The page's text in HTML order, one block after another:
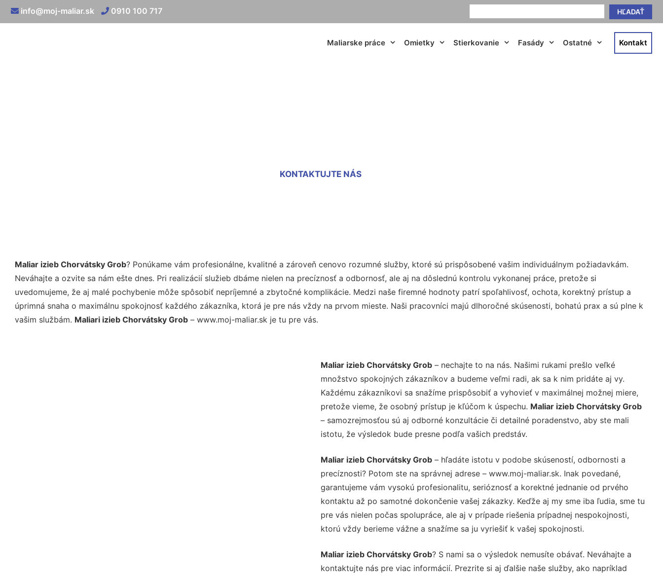
HĽADAŤ
info@moj-maliar.sk 0910 100 717
Maliarske práce Omietky Stierkovanie Fasády Ostatné Kontakt
KONTAKTUJTE NÁS
Maliar izieb Chorvátsky Grob? Ponúkame vám profesionálne, kvalitné a zároveň cenovo rozumné služby, ktoré sú prispôsobené vašim individuálnym požiadavkám.
Neváhajte a ozvite sa nám ešte dnes. Pri realizácií služieb dbáme nielen na precíznosť a odbornosť, ale aj na dôslednú kontrolu vykonanej práce, pretože si
uvedomujeme, že aj malé pochybenie môže spôsobiť nepríjemné a zbytočné komplikácie. Medzi naše firemné hodnoty patrí spoľahlivosť, ochota, korektný prístup a
úprimná snaha o maximálnu spokojnosť každého zákazníka, ktorá je pre nás vždy na prvom mieste. Naši pracovníci majú dlhoročné skúsenosti, bohatú prax a sú plne k
vašim službám. Maliari izieb Chorvátsky Grob – www.moj-maliar.sk je tu pre vás.
Maliar izieb Chorvátsky Grob– nechajte to na nás. Našimi rukami prešlo veľké
množstvo spokojných zákazníkov a budeme veľmi radi, ak sa k nim pridáte aj vy.
Každému zákazníkovi sa snažíme prispôsobiť a vyhovieť v maximálnej možnej miere,
pretože vieme, že osobný prístup je kľúčom k úspechu. Maliar izieb Chorvátsky Grob
– samozrejmosťou sú aj odborné konzultácie či detailné poradenstvo, aby ste mali
istotu, že výsledok bude presne podľa vašich predstáv.
Maliar izieb Chorvátsky Grob– hľadáte istotu v podobe skúseností, odbornosti a
precíznosti? Potom ste na správnej adrese – www.moj-maliar.sk. Inak povedané,
garantujeme vám vysokú profesionalitu, serióznosť a korektné jednanie od prvého
kontaktu až po samotné dokončenie vašej zákazky. Keďže aj my sme iba ľudia, sme tu
pre vás nielen počas spolupráce, ale aj v prípade riešenia prípadnej nespokojnosti,
ktorú vždy berieme vážne a snažíme sa ju vyriešiť k vašej spokojnosti.
Maliar izieb Chorvátsky Grob? S nami sa o výsledok nemusíte obávať. Neváhajte a
kontaktujte nás pre viac informácií. Prezrite si aj ďalšie naše služby, ako napríklad